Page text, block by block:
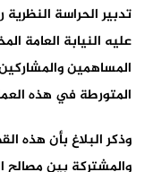
تدبير الحراسة
عليه النيابة العامة
المساهمين
المتورطة في هذه
وذكر البلاغ بأن هذه
والمشتركة بين مصالح